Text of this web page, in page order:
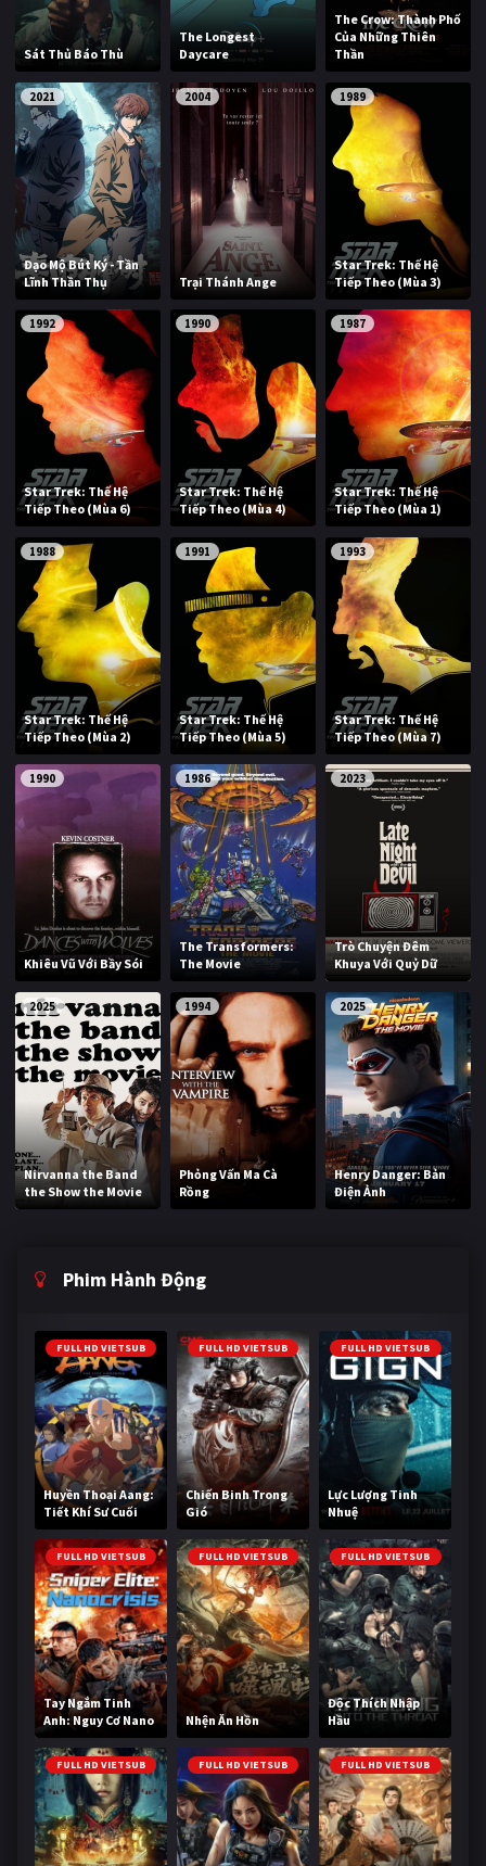
Sát Thủ Báo Thù
The Longest
Daycare
The Crow: Thành Phố
Của Những Thiên
Thần
2021
Đạo Mộ Bút Ký - Tần
Lĩnh Thần Thụ
2004
Trại Thánh Ange
1989
Star Trek: Thế Hệ
Tiếp Theo (Mùa 3)
1992
Star Trek: Thế Hệ
Tiếp Theo (Mùa 6)
1990
Star Trek: Thế Hệ
Tiếp Theo (Mùa 4)
1987
Star Trek: Thế Hệ
Tiếp Theo (Mùa 1)
1988
Star Trek: Thế Hệ
Tiếp Theo (Mùa 2)
1991
Star Trek: Thế Hệ
Tiếp Theo (Mùa 5)
1993
Star Trek: Thế Hệ
Tiếp Theo (Mùa 7)
1990
Khiêu Vũ Với Bầy Sói
1986
The Transformers:
The Movie
2023
Trò Chuyện Đêm
Khuya Với Quỷ Dữ
2025
Nirvanna the Band
the Show the Movie
1994
Phỏng Vấn Ma Cà
Rồng
2025
Henry Danger: Bản
Điện Ảnh
Phim Hành Động
FULL HD VIETSUB
Huyền Thoại Aang:
Tiết Khí Sư Cuối
Cùng
FULL HD VIETSUB
Chiến Binh Trong
Gió
FULL HD VIETSUB
Lực Lượng Tinh
Nhuệ
FULL HD VIETSUB
Tay Ngắm Tinh
Anh: Nguy Cơ Nano
FULL HD VIETSUB
Nhện Ăn Hồn
FULL HD VIETSUB
Độc Thích Nhập
Hầu
FULL HD VIETSUB FULL HD VIETSUB FULL HD VIETSUB